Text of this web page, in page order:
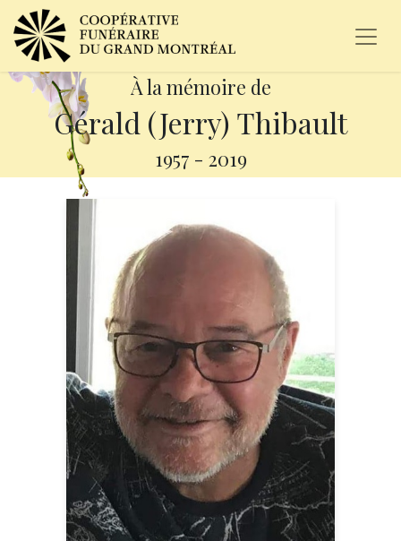
À la mémoire de
Gérald (Jerry) Thibault
1957 - 2019